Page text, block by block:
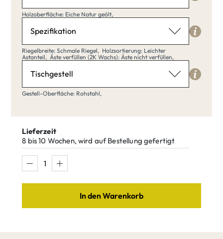
Holzoberfläche
Eiche Natur geölt
Eiche Natur
geölt
matt lackiert
Eiche Weiß Eiche Umber
Holzoberfläche: Eiche Natur geölt,
Spezifikation
Riegelbreite
Schmale Riegel
Schmale
Breite Riegel
Holzsortierung
Leichter Astanteil
Leichter
Starker
Riegelbreite: Schmale Riegel, Holzsortierung: Leichter
Astanteil,Äste verfüllen (2K Wachs): Äste nicht verfüllen,
Tischgestell
Gestell-Oberfläche
Rohstahl
Pulver
Gestell-Oberfläche: Rohstahl,
Lieferzeit
8 bis 10 Wochen, wird auf Bestellung gefertigt
In den Warenkorb